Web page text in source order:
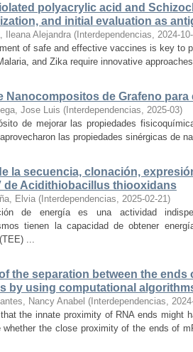
polyacrylic acid and
and initial evaluation as
Ileana Alejandra ( Interdependencias, 2024-
of safe and effective vaccines is key to
and Zika require innovative
Nanocompositos de Grafeno
Jose Luis ( Interdependencias, 2025-03)
de mejorar las propiedades
las propiedades sinérgicas de
la secuencia, clonación,
de Acidithiobacillus thiooxidans
Elvia ( Interdependencias, 2025-02-21)
de energía es una actividad
tienen la capacidad de obtener
...
the separation between the
by using computational
Nancy Anabel ( Interdependencias,
the innate proximity of RNA ends might
whether the close proximity of the ends of